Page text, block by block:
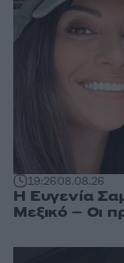
19:2608.08.26
Η Ευγενία
Μεξικό – Οι